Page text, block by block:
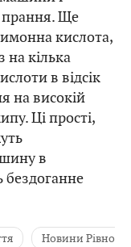
прання. Ще
кислота,
на кілька
в відсік
на високій
Ці прості,
в
бездоганне
Новини Рівного